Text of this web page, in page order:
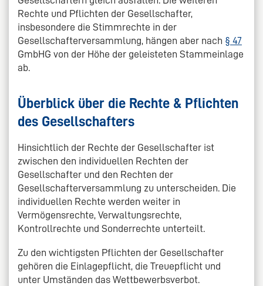
Rechte und Pflichten der Gesellschafter,
insbesondere die Stimmrechte in der
Gesellschafterversammlung, hängen aber nach § 47
GmbHG von der Höhe der geleisteten Stammeinlage
ab.
Überblick über die Rechte & Pflichten
des Gesellschafters
Hinsichtlich der Rechte der Gesellschafter ist
zwischen den individuellen Rechten der
Gesellschafter und den Rechten der
Gesellschafterversammlung zu unterscheiden. Die
individuellen Rechte werden weiter in
Vermögensrechte, Verwaltungsrechte,
Kontrollrechte und Sonderrechte unterteilt.
Zu den wichtigsten Pflichten der Gesellschafter
gehören die Einlagepflicht, die Treuepflicht und
unter Umständen das Wettbewerbsverbot.